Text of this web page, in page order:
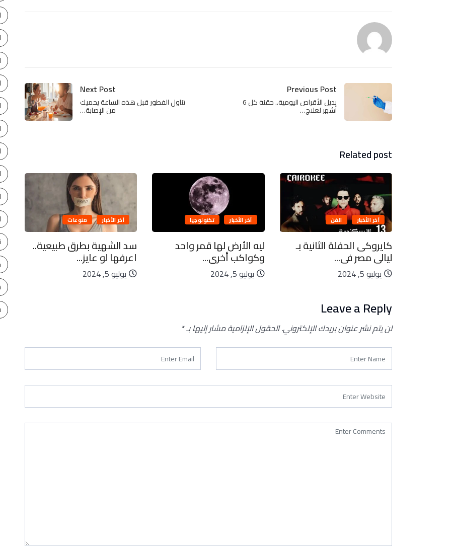
Previous Post
بديل الأقراص اليومية.. حقنة كل 6
أشهر لعلاج…
Next Post
تناول الفطور قبل هذه الساعة يحميك
من الإصابة…
Related post
آخر الأخبار الفن
كايروكى الحفلة الثانية بـ
ليالى مصر فى...
يوليو 5, 2024
آخر الأخبار تكنولوجيا
ليه الأرض لها قمر واحد
وكواكب أخرى...
يوليو 5, 2024
آخر الأخبار منوعات
سد الشهية بطرق طبيعية..
اعرفها لو عايز...
يوليو 5, 2024
Leave a Reply
لن يتم نشر عنوان بريدك الإلكتروني.الحقول الإلزامية مشار إليها بـ*